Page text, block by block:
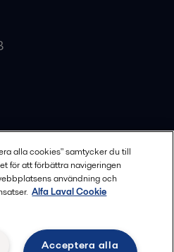
Legal terms and conditions
guidelines
alla cookies" samtycker du till
för att förbättra navigeringen
användning och
Alfa Laval Cookie
Acceptera alla